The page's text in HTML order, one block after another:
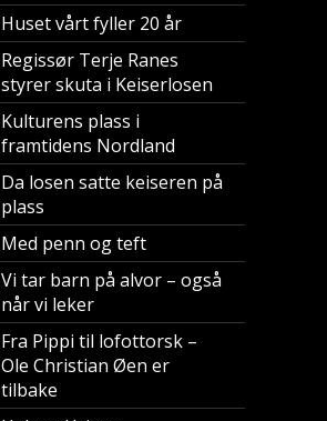
Huset vårt fyller 20 år
Regissør Terje Ranes
styrer skuta i Keiserlosen
Kulturens plass i
framtidens Nordland
Da losen satte keiseren på
plass
Med penn og teft
Vi tar barn på alvor – også
når vi leker
Fra Pippi til lofottorsk –
Ole Christian Øen er
tilbake